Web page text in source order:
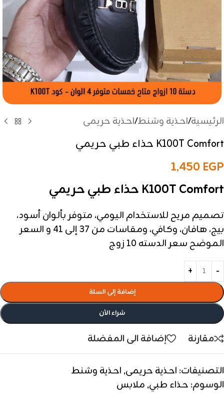
الرئيسية/احذية وشنط/احذية حريمى
K100T Comfort حذاء طبي حريمي
1,450 EGP
K100T Comfort حذاء طبي حريمي
تصميم مريح للاستخدام اليومي، متوفر بألوان أسود،
بيج، هافان، وكافي، ومقاسات من 37 إلى 41 و السعر
الموضح سعر الدسته 10 زوج
إضافة إلى السلة
شراء الأن
مقارنة إضافة الى المفضلة
التصنيفات: احذية حريمى, احذية وشنط
الوسوم: حذاء طبي, ملابس